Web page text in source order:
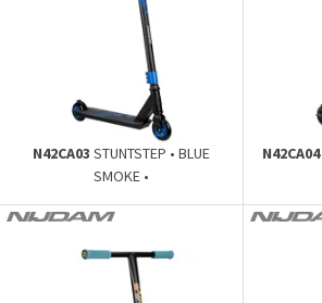
N42CA03 STUNTSTEP • BLUE
SMOKE •
N42CA04